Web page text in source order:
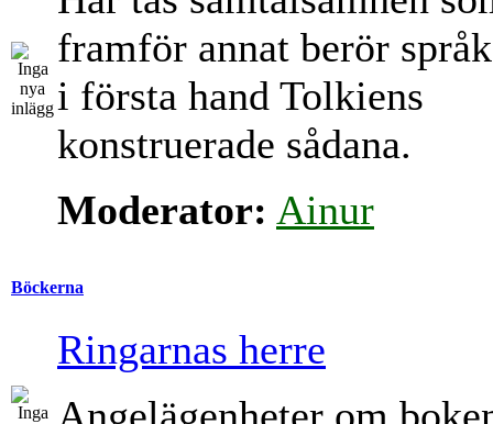
framför annat berör
i första hand Tolkiens
konstruerade sådana.
Moderator: Ainur
Böckerna
Ringarnas herre